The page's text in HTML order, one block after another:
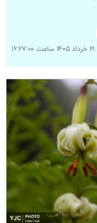
۲۱ خرداد ۱۴۰۵ ساعت ۱۶:۲۷:۰۰